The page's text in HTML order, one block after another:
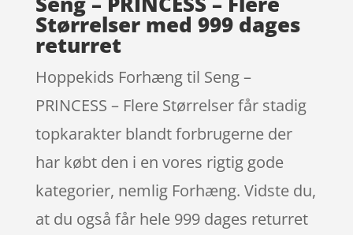
Størrelser med 999 dages
returret
Hoppekids Forhæng til Seng –
PRINCESS – Flere Størrelser får stadig
topkarakter blandt forbrugerne der
har købt den i en vores rigtig gode
kategorier, nemlig Forhæng. Vidste du,
at du også får hele 999 dages returret